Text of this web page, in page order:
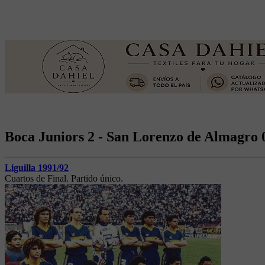
Boca Juniors 2 - San Lorenzo de Almagro
Liguilla 1991/92
Cuartos de Final. Partido único.